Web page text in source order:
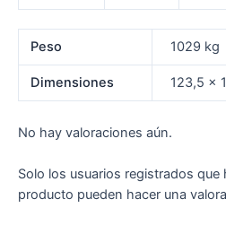
Peso 1029 kg
Dimensiones 123,5 ×
No hay valoraciones aún.
Solo los usuarios registrados
producto pueden hacer una